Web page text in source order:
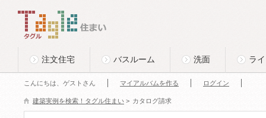
Tagle タグル 住まい
注文住宅 バスルーム 洗面 ラ
こんにちは、ゲストさん マイアルバムを作る ログイン
建築実例を検索！タグル住まい > カタログ請求